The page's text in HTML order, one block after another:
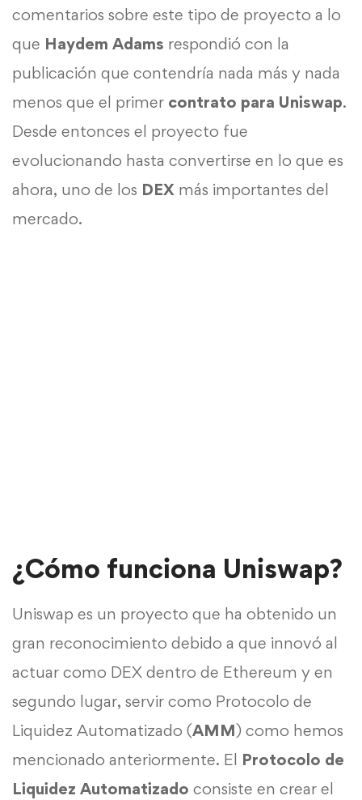
comentarios sobre este tipo de proyecto a lo
que Haydem Adams respondió con la
publicación que contendría nada más y nada
menos que el primer contrato para Uniswap.
Desde entonces el proyecto fue
evolucionando hasta convertirse en lo que es
ahora, uno de los DEX más importantes del
mercado.
¿Cómo funciona Uniswap?
Uniswap es un proyecto que ha obtenido un
gran reconocimiento debido a que innovó al
actuar como DEX dentro de Ethereum y en
segundo lugar, servir como Protocolo de
Liquidez Automatizado (AMM) como hemos
mencionado anteriormente. El Protocolo de
Liquidez Automatizado consiste en crear el